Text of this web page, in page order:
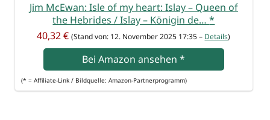
Jim McE­wan: Isle of my heart: Islay – Queen of
the Hebri­des / Islay – Köni­gin de…*
40,32 € (Stand von: 12. Novem­ber 2025 17:35 – Details)
Bei Ama­zon anse­hen*
(* = Affi­lia­te-Link / Bild­quel­le: Amazon-Partnerprogramm)